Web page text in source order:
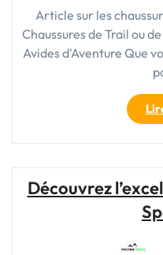
Article sur les
Chaussures de Trail ou
Avides d'Aventure Que
Découvrez